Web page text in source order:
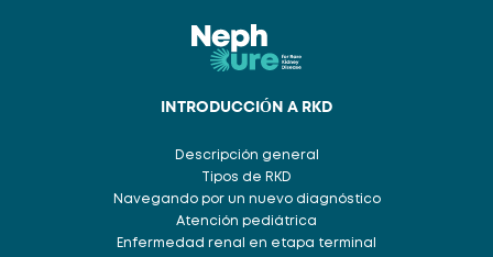
INTRODUCCIÓN A RKD
Descripción general
Tipos de RKD
Navegando por un nuevo diagnóstico
Atención pediátrica
Enfermedad renal en etapa terminal